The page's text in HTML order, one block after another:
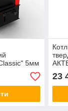
5мм
23